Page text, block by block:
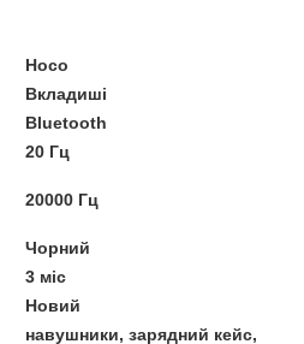
Hoco
Вкладиші
Bluetooth
20 Гц
20000 Гц
Чорний
3 міс
Новий
навушники, зарядний кейс,